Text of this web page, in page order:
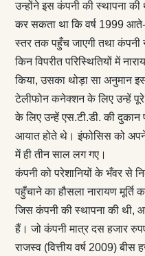
उन्होंने इस कंपनी की स्थापना की
कर सकता था कि वर्ष 1999 आते-
स्तर तक पहुँच जाएगी तथा कंपनी
किन विपरीत परिस्थितियों में
किया, उसका थोड़ा सा अनुमान
टेलीफोन कनेक्शन के लिए उन्हें पूरे
के लिए उन्हें एस.टी.डी. की दुकान
आयात होते थे। इंफोसिस को
में ही तीन साल लग गए।
कंपनी को परेशानियों के भँवर से
पहुँचाने का हौसला नारायण मूर्ति
जिस कंपनी की स्थापना की थी,
हैं। जो कंपनी मात्र दस हजार
राजस्व (वित्तीय वर्ष 2009)